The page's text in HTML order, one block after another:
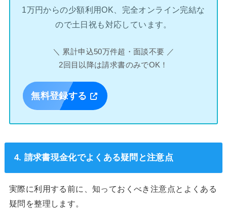
1万円からの少額利用OK、完全オンライン完結な
ので土日祝も対応しています。
＼ 累計申込50万件超・面談不要 ／
2回目以降は請求書のみでOK！
無料登録する
4. 請求書現金化でよくある疑問と注意点
実際に利用する前に、知っておくべき注意点とよくある
疑問を整理します。